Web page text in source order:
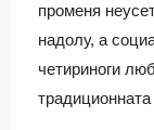
променя
надолу, а
четириноги